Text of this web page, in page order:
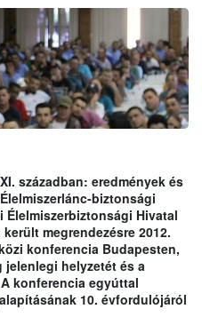
században: eredmények és
biztonsági
Élelmiszerbiztonsági Hivatal
megrendezésre 2012.
konferencia Budapesten,
jelenlegi helyzetét és a
konferencia egyúttal
10. évfordulójáról